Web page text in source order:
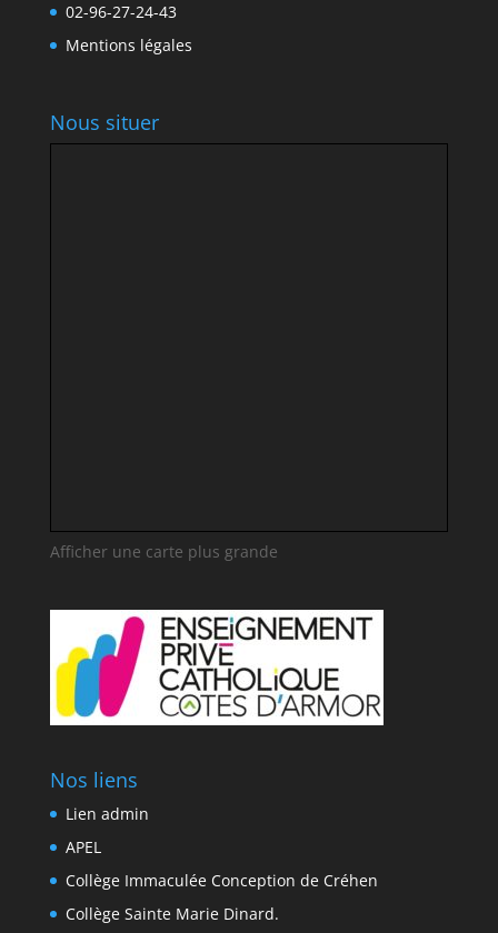
02-96-27-24-43
Mentions légales
Nous situer
Afficher une carte plus grande
Nos liens
Lien admin
APEL
Collège Immaculée Conception de Créhen
Collège Sainte Marie Dinard.